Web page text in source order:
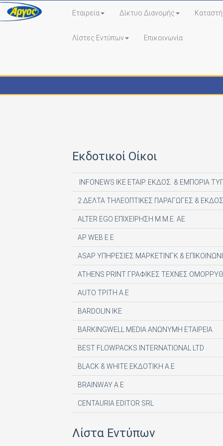
Εταιρεία Δίκτυο Διανομής
Λίστες Εντύπων Επικοινωνία
Εκδοτικοί Οίκοι
INFONEWS ΙΚΕ ΕΤΑΙΡ. ΕΚΔΟΣ. & ΕΜΠΟΡΙΑ
2 ΔΕΛΤΑ ΤΗΛΕΟΠΤΙΚΕΣ ΠΑΡΑΓΩΓΕΣ &
ALTER EGO ΕΠΙΧΕΙΡΗΣΗ Μ.Μ.Ε. ΑΕ
AP WEB Ε Ε
ASAP ΥΠΗΡΕΣΙΕΣ ΜΑΡΚΕΤΙΝΓΚ &
ATHENS PRINT ΓΡΑΦΙΚΕΣ ΤΕΧΝΕΣ
AUTO ΤΡΙΤΗ Α.Ε
BARDOLIN ΙΚΕ
BARKINGWELL MEDIA ΑΝΩΝΥΜΗ ΕΤΑΙΡΕΙΑ
BEST FLOWPACKS INTERNATIONAL LTD
BLACK & WHITE ΕΚΔΟΤΙΚΗ Α.Ε
BRAINWAY A.E
CENTAURIA EDITOR SRL
Λίστα Εντύπων